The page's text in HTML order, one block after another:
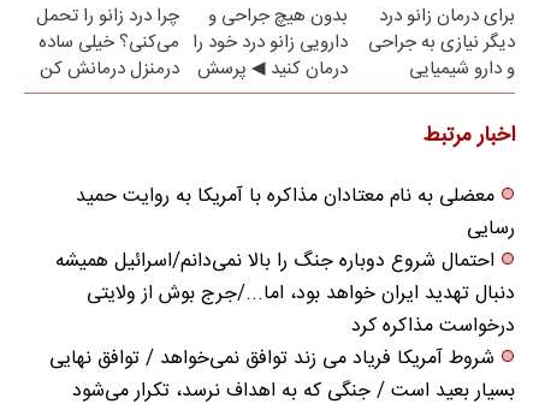
برای درمان زانو درد
دیگر نیازی به جراحی
و دارو شیمیایی
نیست(پرسش‌نامه)
بدون هیچ جراحی و
دارویی زانو درد خود را
درمان کنید ◀ پرسش
نامه ▶
چرا درد زانو را تحمل
می‌کنی؟ خیلی ساده
درمنزل درمانش کن
اخبار مرتبط
معضلی به نام معتادان مذاکره با آمریکا به روایت حمید
رسایی
احتمال شروع دوباره جنگ را بالا نمی‌دانم/اسرائیل همیشه
دنبال تهدید ایران خواهد بود، اما.../جرج بوش از ولایتی
درخواست مذاکره کرد
شروط آمریکا فریاد می زند توافق نمی‌خواهد / توافق نهایی
بسیار بعید است / جنگی که به اهداف نرسد، تکرار می‌شود